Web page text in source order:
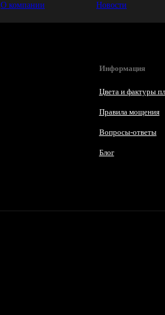
О компании Новости
Информация
Цвета и фактуры
Правила мощения
Вопросы-ответы
Блог